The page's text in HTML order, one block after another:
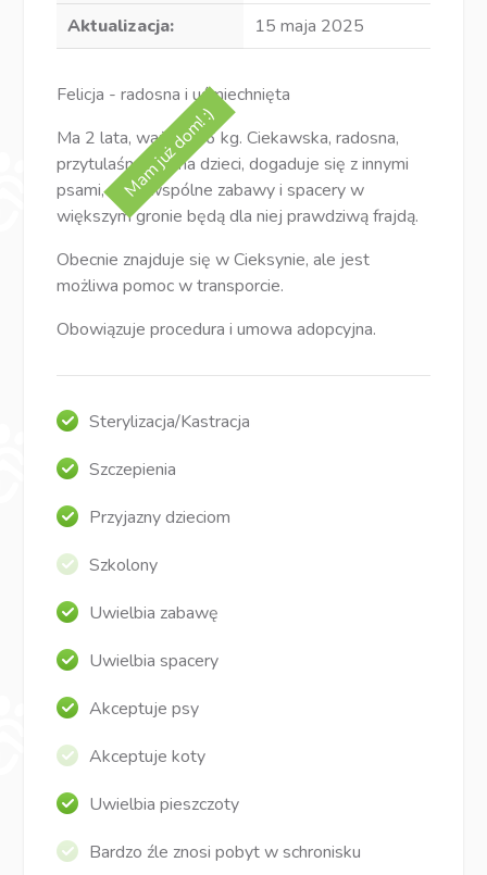
Aktualizacja:
15 maja 2025
Mam już dom! :)
Felicja - radosna i uśmiechnięta
Ma 2 lata, waży ok. 6 kg. Ciekawska, radosna,
przytulaśna. Kocha dzieci, dogaduje się z innymi
psami, więc wspólne zabawy i spacery w
większym gronie będą dla niej prawdziwą frajdą.
Obecnie znajduje się w Cieksynie, ale jest
możliwa pomoc w transporcie.
Obowiązuje procedura i umowa adopcyjna.
Sterylizacja/Kastracja
Szczepienia
Przyjazny dzieciom
Szkolony
Uwielbia zabawę
Uwielbia spacery
Akceptuje psy
Akceptuje koty
Uwielbia pieszczoty
Bardzo źle znosi pobyt w schronisku